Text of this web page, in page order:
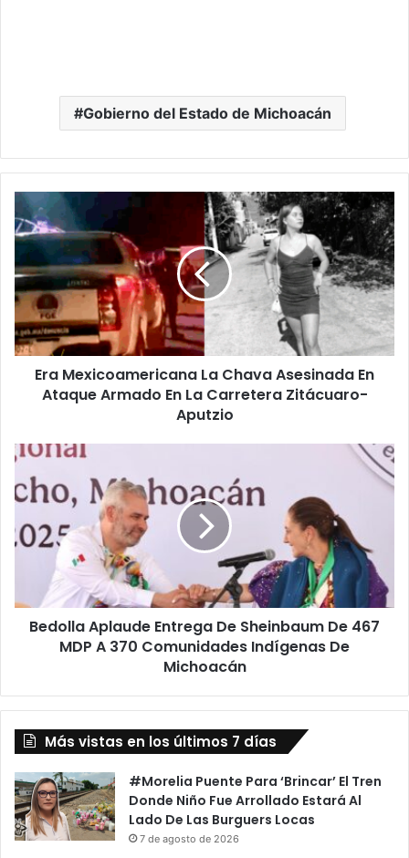
Gobierno del Estado de Michoacán
Era
Mexicoamericana
La
Asesinada
En
Ataque
Armado
En
Carretera
Era Mexicoamericana La Chava Asesinada En
Ataque Armado En La Carretera Zitácuaro-
Aputzio
Bedolla
Entrega
Sheinbaum
De
A
370
Comunidades
Michoacán
Bedolla Aplaude Entrega De Sheinbaum De 467
MDP A 370 Comunidades Indígenas De
Michoacán
Más vistas en los últimos 7 días
#Morelia Puente Para ‘Brincar’ El Tren
Donde Niño Fue Arrollado Estará Al
Lado De Las Burguers Locas
7 de agosto de 2026